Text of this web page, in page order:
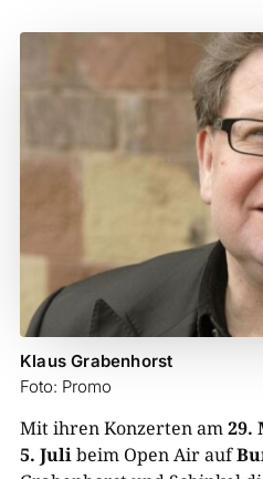
Klaus Grabenhorst
Foto: Promo
Mit ihren Konzerten am29.
5. Julibeim Open Air auf